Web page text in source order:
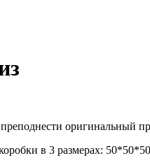
оригинальный
в 3 размерах: